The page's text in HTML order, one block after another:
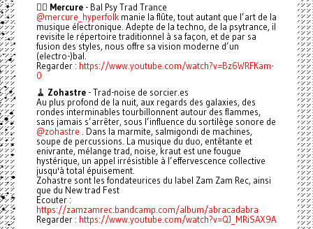
🧚‍♂️ Mercure- Bal Psy Trad Trance
@mercure_hyperfolkmanie la flûte, tout autant que l’art de la
musique électronique. Adepte de la techno, de la psytrance, il
revisite le répertoire traditionnel à sa façon, et de par sa
fusion des styles, nous offre sa vision moderne d’un
(electro-)bal.
Regarder : https://www.youtube.com/watch?v=Bz6WRFKam-
0
🧹 Zohastre- Trad-noise de sorcier.es
Au plus profond de la nuit, aux regards des galaxies, des
rondes interminables tourbillonnent autour des flammes,
sans jamais s’arrêter, sous l’influence du sortilège sonore de
@zohastre . Dans la marmite, salmigondi de machines,
soupe de percussions. La musique du duo, entêtante et
enivrante, mélange trad, noise, kraut est une fougue
hystérique, un appel irrésistible à l’effervescence collective
jusqu'à total épuisement.
Zohastre sont les fondateurices du label Zam Zam Rec, ainsi
que du New trad Fest
Ecouter :
https://zamzamrec.bandcamp.com/album/abracadabra
Regarder : https://www.youtube.com/watch?v=QJ_MRiSAX9A